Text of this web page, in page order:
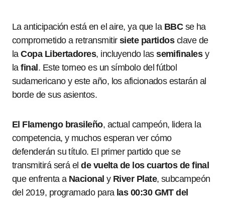
La anticipación está en el aire, ya que la BBCse ha
comprometido a retransmitir siete partidosclave de
laCopa Libertadores, incluyendo lassemifinalesy
lafinal . Este torneo es un símbolo del fútbol
sudamericano y este año, los aficionados estarán al
borde de sus asientos.
El Flamengo brasileño, actual campeón, lidera la
competencia, y muchos esperan ver cómo
defenderán su título. El primer partido que se
transmitirá será elde vuelta de los cuartos de final
que enfrenta a Nacional y River Plate, subcampeón
del 2019, programado para las 00:30 GMT del